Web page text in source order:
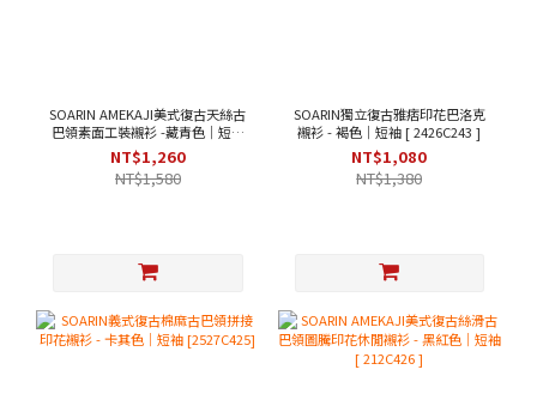
SOARIN AMEKAJI美式復古天絲古
巴領素面工裝襯衫 -藏青色｜短袖
[ 2521C393 ]
NT$1,260
NT$1,580
SOARIN獨立復古雅痞印花巴洛克
襯衫 - 褐色｜短袖 [ 2426C243 ]
NT$1,080
NT$1,380